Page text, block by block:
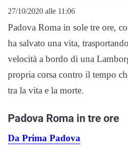
27/10/2020 alle 11:06
Padova Roma in sole tre ore,
ha salvato una vita,
velocità a bordo di una
propria corsa contro il tempo
tra la vita e la morte.
Padova Roma in tre ore
Da Prima Padova